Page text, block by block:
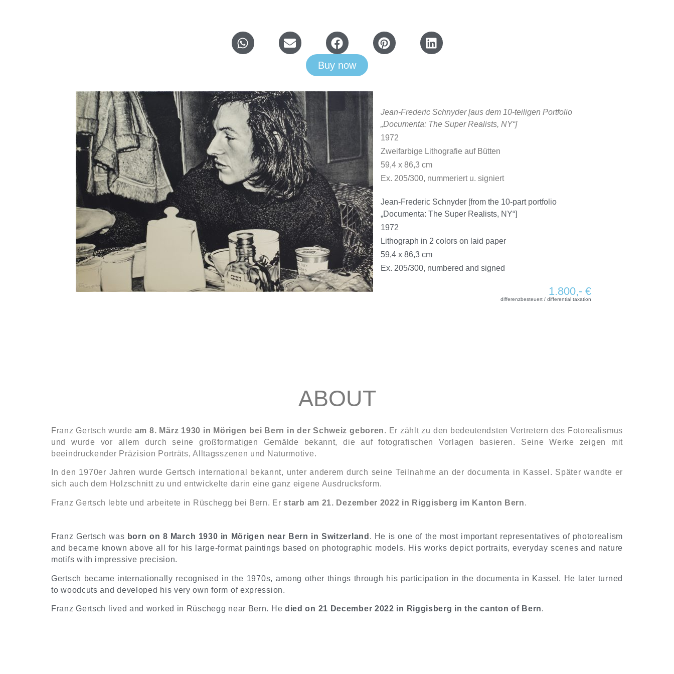
Buy now
Jean-Frederic Schnyder [aus dem 10-teiligen Portfolio
„Documenta: The Super Realists, NY“]
1972
Zweifarbige Lithografie auf Bütten
59,4 x 86,3 cm
Ex. 205/300, nummeriert u. signiert
Jean-Frederic Schnyder [from the 10-part portfolio
„Documenta: The Super Realists, NY“]
1972
Lithograph in 2 colors on laid paper
59,4 x 86,3 cm
Ex. 205/300, numbered and signed
1.800,- €
differenzbesteuert / differential taxation
ABOUT
Franz Gertsch wurde am 8. März 1930 in Mörigen bei Bern in der Schweiz geboren. Er zählt zu den bedeutendsten Vertretern des Fotorealismus
und wurde vor allem durch seine großformatigen Gemälde bekannt, die auf fotografischen Vorlagen basieren. Seine Werke zeigen mit
beeindruckender Präzision Porträts, Alltagsszenen und Naturmotive.
In den 1970er Jahren wurde Gertsch international bekannt, unter anderem durch seine Teilnahme an der documenta in Kassel. Später wandte er
sich auch dem Holzschnitt zu und entwickelte darin eine ganz eigene Ausdrucksform.
Franz Gertsch lebte und arbeitete in Rüschegg bei Bern. Erstarb am 21. Dezember 2022 in Riggisberg im Kanton Bern.
Franz Gertsch was born on 8 March 1930 in Mörigen near Bern in Switzerland . He is one of the most important representatives of photorealism
and became known above all for his large-format paintings based on photographic models. His works depict portraits, everyday scenes and nature
motifs with impressive precision.
Gertsch became internationally recognised in the 1970s, among other things through his participation in the documenta in Kassel. He later turned
to woodcuts and developed his very own form of expression.
Franz Gertsch lived and worked in Rüschegg near Bern. He died on 21 December 2022 in Riggisberg in the canton of Bern.